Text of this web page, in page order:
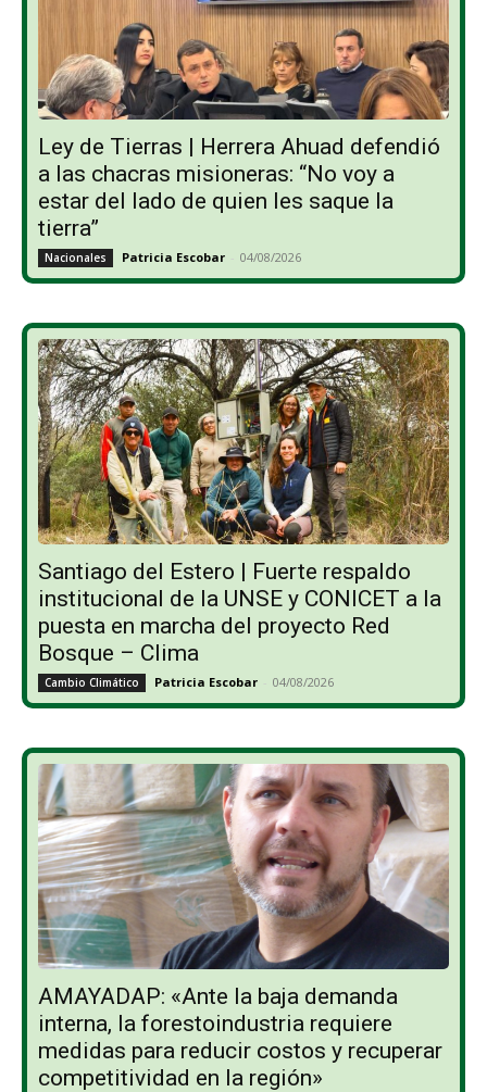
Ley de Tierras | Herrera Ahuad defendió
a las chacras misioneras: “No voy a
estar del lado de quien les saque la
tierra”
Nacionales Patricia Escobar - 04/08/2026
Santiago del Estero | Fuerte respaldo
institucional de la UNSE y CONICET a la
puesta en marcha del proyecto Red
Bosque – Clima
Cambio Climático Patricia Escobar - 04/08/2026
AMAYADAP: «Ante la baja demanda
interna, la forestoindustria requiere
medidas para reducir costos y recuperar
competitividad en la región»